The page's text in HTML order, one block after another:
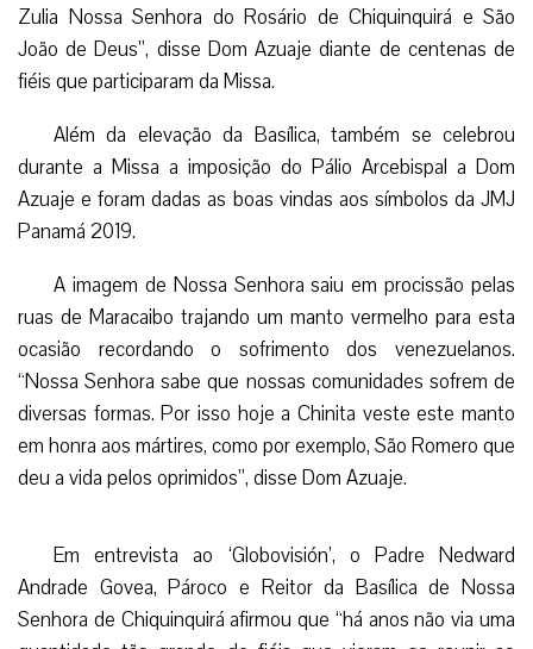
Zulia Nossa Senhora do Rosário de Chiquinquirá e São
João de Deus”, disse Dom Azuaje diante de centenas de
fiéis que participaram da Missa.
Além da elevação da Basílica, também se celebrou
durante a Missa a imposição do Pálio Arcebispal a Dom
Azuaje e foram dadas as boas vindas aos símbolos da JMJ
Panamá 2019.
A imagem de Nossa Senhora saiu em procissão pelas
ruas de Maracaibo trajando um manto vermelho para esta
ocasião recordando o sofrimento dos venezuelanos.
“Nossa Senhora sabe que nossas comunidades sofrem de
diversas formas. Por isso hoje a Chinita veste este manto
em honra aos mártires, como por exemplo, São Romero que
deu a vida pelos oprimidos”, disse Dom Azuaje.